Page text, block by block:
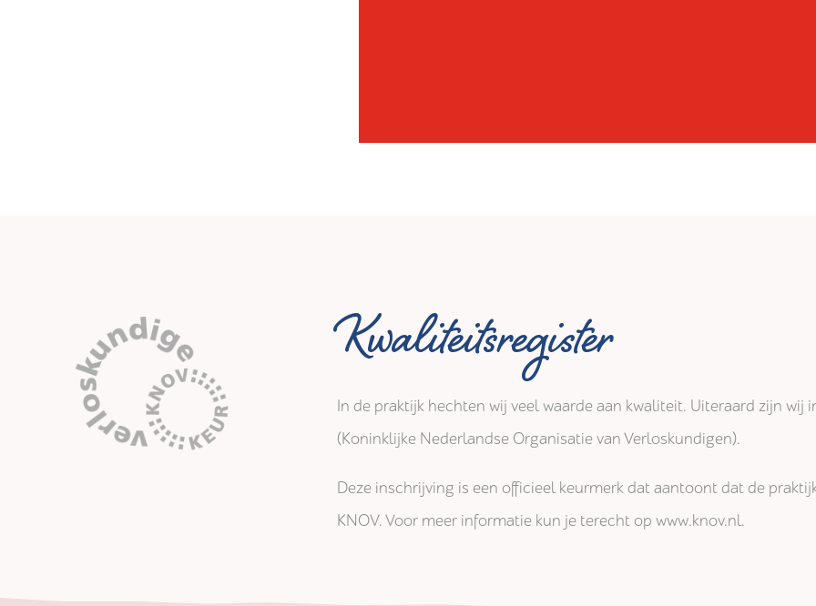
Kwaliteitsregister
In de praktijk hechten wij veel waarde aan kwaliteit. Uiteraard zijn
(Koninklijke Nederlandse Organisatie van Verloskundigen).
Deze inschrijving is een officieel keurmerk dat aantoont dat de
KNOV. Voor meer informatie kun je terecht op www.knov.nl.